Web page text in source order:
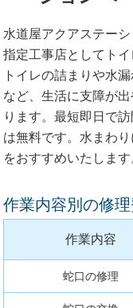
水道屋アクアステー
指定工事店としてト
トイレの詰まりや水
など、生活に支障が
ります。最短即日で
は無料です。水まわ
をおすすめいたします
作業内容別の修理
作業内容
蛇口の修理